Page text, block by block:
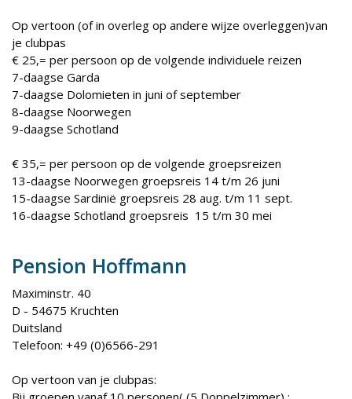
Op vertoon (of in overleg op andere wijze overleggen)van
je clubpas
€ 25,= per persoon op de volgende individuele reizen
7-daagse Garda
7-daagse Dolomieten in juni of september
8-daagse Noorwegen
9-daagse Schotland
€ 35,= per persoon op de volgende groepsreizen
13-daagse Noorwegen groepsreis 14 t/m 26 juni
15-daagse Sardinië groepsreis 28 aug. t/m 11 sept.
16-daagse Schotland groepsreis 15 t/m 30 mei
Pension Hoffmann
Maximinstr. 40
D - 54675 Kruchten
Duitsland
Telefoon: +49 (0)6566-291
Op vertoon van je clubpas: